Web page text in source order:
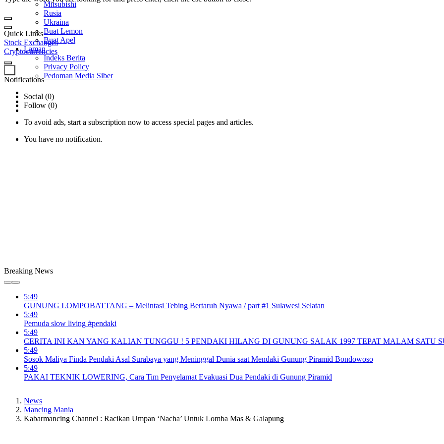
Quick Links
Stock Exchanges
Cryptocurrencies
Notifications
Social (0)
Follow (0)
To avoid ads, start a subscription now to access special pages and articles.
You have no notification.
Mitsubishi
Rusia
Ukraina
Buat Lemon
Buat Apel
Laman
Indeks Berita
Privacy Policy
Pedoman Media Siber
Breaking News
5:49
GUNUNG LOMPOBATTANG – Melintasi Tebing Bertaruh Nyawa / part #1 Sulawesi Selatan
5:49
Pemuda slow living #pendaki
5:49
CERITA INI KAN YANG KALIAN TUNGGU ! 5 PENDAKI HILANG DI GUNUNG SALAK 1997 TEPAT MALAM SATU
5:49
Sosok Maliya Finda Pendaki Asal Surabaya yang Meninggal Dunia saat Mendaki Gunung Piramid Bondowoso
5:49
PAKAI TEKNIK LOWERING, Cara Tim Penyelamat Evakuasi Dua Pendaki di Gunung Piramid
News
Mancing Mania
Kabarmancing Channel : Racikan Umpan ‘Nacha’ Untuk Lomba Mas & Galapung